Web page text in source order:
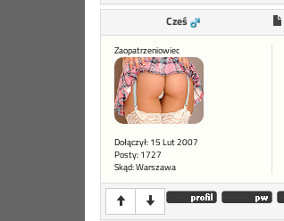
Cześ
Zaopatrzeniowiec
Dołączył: 15 Lut 2007
Posty: 1727
Skąd: Warszawa